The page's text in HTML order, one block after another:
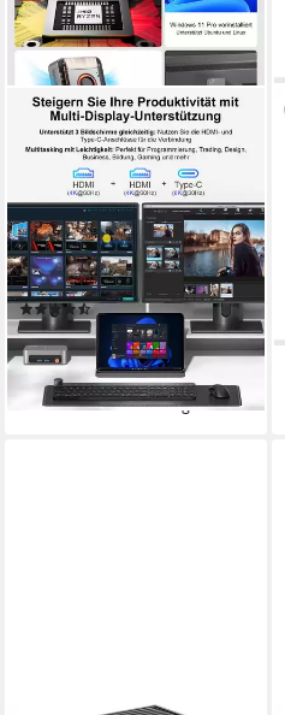
NINKEAR
Mini PC W-11 AMD Ryzen
7430U(bis 4,3GHz),Mini
Computer für Büro & Home
Mini-PC
AMD AMD Ryzen 7430U Prozessor
512 GB Speicherkapazität
(6)
399,00 € UVP599,00 €
19,82 €mtl. in 24 Raten
-33%
lieferbar - in 3-4 Werktagen bei dir